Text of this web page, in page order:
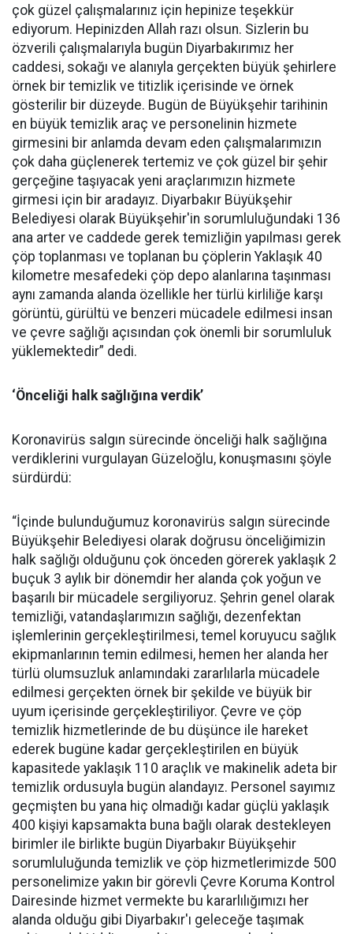
çok güzel çalışmalarınız için hepinize teşekkür
ediyorum. Hepinizden Allah razı olsun. Sizlerin bu
özverili çalışmalarıyla bugün Diyarbakırımız her
caddesi, sokağı ve alanıyla gerçekten büyük şehirlere
örnek bir temizlik ve titizlik içerisinde ve örnek
gösterilir bir düzeyde. Bugün de Büyükşehir tarihinin
en büyük temizlik araç ve personelinin hizmete
girmesini bir anlamda devam eden çalışmalarımızın
çok daha güçlenerek tertemiz ve çok güzel bir şehir
gerçeğine taşıyacak yeni araçlarımızın hizmete
girmesi için bir aradayız. Diyarbakır Büyükşehir
Belediyesi olarak Büyükşehir'in sorumluluğundaki 136
ana arter ve caddede gerek temizliğin yapılması gerek
çöp toplanması ve toplanan bu çöplerin Yaklaşık 40
kilometre mesafedeki çöp depo alanlarına taşınması
aynı zamanda alanda özellikle her türlü kirliliğe karşı
görüntü, gürültü ve benzeri mücadele edilmesi insan
ve çevre sağlığı açısından çok önemli bir sorumluluk
yüklemektedir” dedi.
‘Önceliği halk sağlığına verdik’
Koronavirüs salgın sürecinde önceliği halk sağlığına
verdiklerini vurgulayan Güzeloğlu, konuşmasını şöyle
sürdürdü:
“İçinde bulunduğumuz koronavirüs salgın sürecinde
Büyükşehir Belediyesi olarak doğrusu önceliğimizin
halk sağlığı olduğunu çok önceden görerek yaklaşık 2
buçuk 3 aylık bir dönemdir her alanda çok yoğun ve
başarılı bir mücadele sergiliyoruz. Şehrin genel olarak
temizliği, vatandaşlarımızın sağlığı, dezenfektan
işlemlerinin gerçekleştirilmesi, temel koruyucu sağlık
ekipmanlarının temin edilmesi, hemen her alanda her
türlü olumsuzluk anlamındaki zararlılarla mücadele
edilmesi gerçekten örnek bir şekilde ve büyük bir
uyum içerisinde gerçekleştiriliyor. Çevre ve çöp
temizlik hizmetlerinde de bu düşünce ile hareket
ederek bugüne kadar gerçekleştirilen en büyük
kapasitede yaklaşık 110 araçlık ve makinelik adeta bir
temizlik ordusuyla bugün alandayız. Personel sayımız
geçmişten bu yana hiç olmadığı kadar güçlü yaklaşık
400 kişiyi kapsamakta buna bağlı olarak destekleyen
birimler ile birlikte bugün Diyarbakır Büyükşehir
sorumluluğunda temizlik ve çöp hizmetlerimizde 500
personelimize yakın bir görevli Çevre Koruma Kontrol
Dairesinde hizmet vermekte bu kararlılığımızı her
alanda olduğu gibi Diyarbakır'ı geleceğe taşımak